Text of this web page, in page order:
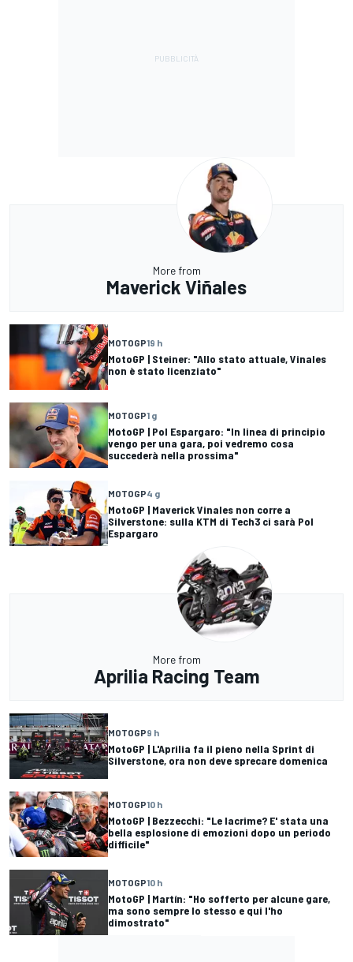
More from
Maverick Viñales
MOTOGP19 h
MotoGP | Steiner: "Allo stato attuale, Vinales
non è stato licenziato"
MOTOGP1 g
MotoGP | Pol Espargaro: "In linea di principio
vengo per una gara, poi vedremo cosa
succederà nella prossima"
MOTOGP4 g
MotoGP | Maverick Vinales non corre a
Silverstone: sulla KTM di Tech3 ci sarà Pol
Espargaro
More from
Aprilia Racing Team
MOTOGP9 h
MotoGP | L'Aprilia fa il pieno nella Sprint di
Silverstone, ora non deve sprecare domenica
MOTOGP10 h
MotoGP | Bezzecchi: "Le lacrime? E' stata una
bella esplosione di emozioni dopo un periodo
difficile"
MOTOGP10 h
MotoGP | Martín: "Ho sofferto per alcune gare,
ma sono sempre lo stesso e qui l'ho
dimostrato"